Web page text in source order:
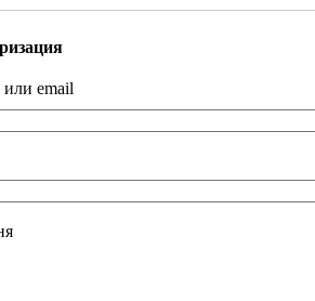
или email